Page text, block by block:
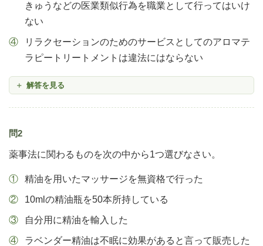
きゅうなどの医業類似行為を職業として行ってはいけ
ない
リラクセーションのためのサービスとしてのアロマテ
ラピートリートメントは違法にはならない
解答を見る
問2
薬事法に関わるものを次の中から1つ選びなさい。
精油を用いたマッサージを無資格で行った
10mlの精油瓶を50本所持している
自分用に精油を輸入した
ラベンダー精油は不眠に効果があると言って販売した